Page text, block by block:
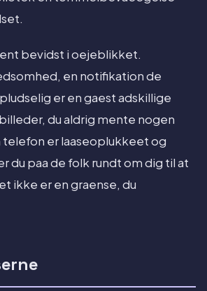
bevidst i oejeblikket.
en notifikation de
er en gaest adskillige
du aldrig mente nogen
telefon er laaseoplukkeet og
du paa de folk rundt om dig til at
ikke er en graense, du